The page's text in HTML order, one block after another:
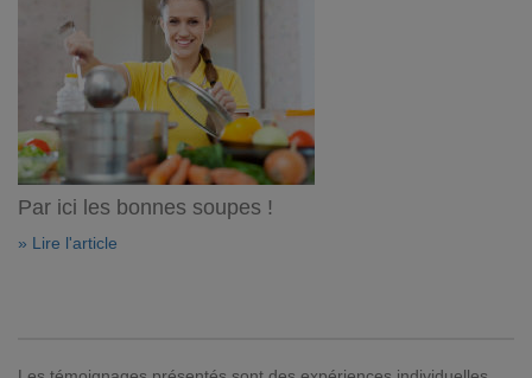
Par ici les bonnes soupes !
» Lire l'article